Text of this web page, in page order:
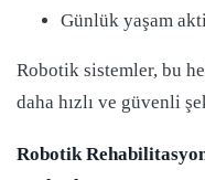
Günlük yaşam
Robotik sistemler, bu
daha hızlı ve güvenli
Robotik